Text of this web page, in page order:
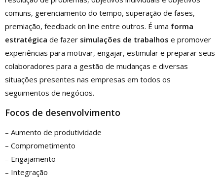
comuns, gerenciamento do tempo, superação de fases,
premiação, feedback on line entre outros. É uma forma
estratégica de fazer simulações de trabalhos e promover
experiências para motivar, engajar, estimular e preparar seus
colaboradores para a gestão de mudanças e diversas
situações presentes nas empresas em todos os
seguimentos de negócios.
Focos de desenvolvimento
– Aumento de produtividade
– Comprometimento
– Engajamento
– Integração